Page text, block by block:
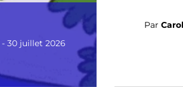
- 30 juillet 2026
Par